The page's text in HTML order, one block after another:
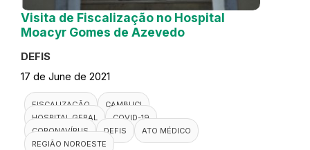
Visita de Fiscalização no Hospital
Moacyr Gomes de Azevedo
DEFIS
17 de June de 2021
FISCALIZAÇÃO
CAMBUCI
HOSPITAL GERAL
COVID-19
CORONAVÍRUS
DEFIS
ATO MÉDICO
REGIÃO NOROESTE